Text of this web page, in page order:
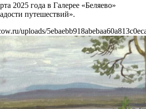
2025 года в Галерее «Беляево»
путешествий».
uploads/